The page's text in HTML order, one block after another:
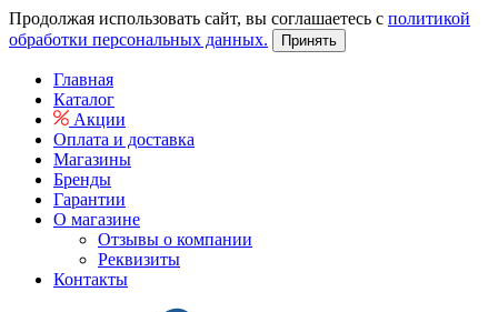
Продолжая использовать сайт, вы соглашаетесь с политикой
обработки персональных данных.
Принять
Главная
Каталог
Акции
Оплата и доставка
Магазины
Бренды
Гарантии
О магазине
Отзывы о компании
Реквизиты
Контакты